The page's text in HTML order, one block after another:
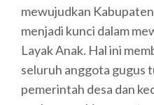
mewujudkan
menjadi kunci dalam
Layak Anak. Hal ini
seluruh anggota gugus
pemerintah desa dan